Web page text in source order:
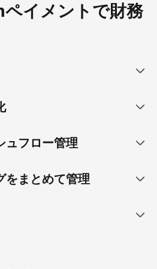
イメントで財務
ュフロー管理
をまとめて管理